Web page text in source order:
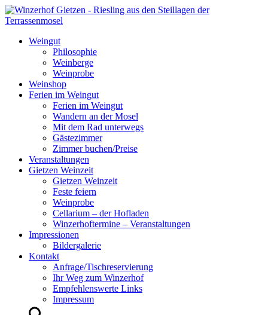
Weingut
Philosophie
Weinberge
Weinprobe
Weinshop
Ferien im Weingut
Ferien im Weingut
Wandern an der Mosel
Mit dem Rad unterwegs
Gästezimmer
Zimmer buchen/Preise
Veranstaltungen
Gietzen Weinzeit
Gietzen Weinzeit
Feste feiern
Weinprobe
Cellarium – der Hofladen
Winzerhoftermine – Veranstaltungen
Impressionen
Bildergalerie
Kontakt
Anfrage/Tischreservierung
Ihr Weg zum Winzerhof
Empfehlenswerte Links
Impressum